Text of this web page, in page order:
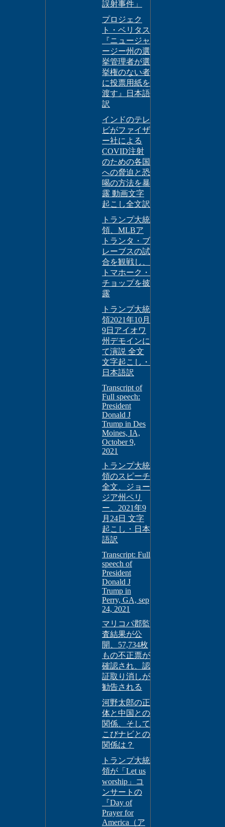
誤射事件」
プロジェク
ト・ベリタス
『ニュージャ
ージー州の選
挙管理者が選
挙権のない者
に投票用紙を
渡す』日本語
訳
インドのテレ
ビがファイザ
ー社による
COVID注射
のための各国
への脅迫と恐
喝の方法を暴
露 動画文字
起こし全文訳
トランプ大統
領、MLBア
トランタ・ブ
レーブスの試
合を観戦し、
トマホーク・
チョップを披
露
トランプ大統
領2021年10月
9日アイオワ
州デモインに
て演説 全文
文字起こし・
日本語訳
Transcript of
Full speech:
President
Donald J
Trump in Des
Moines, IA,
October 9,
2021
トランプ大統
領のスピーチ
全文、ジョー
ジア州ペリ
ー、2021年9
月24日 文字
起こし・日本
語訳
Transcript: Full
speech of
President
Donald J
Trump in
Perry, GA, sep
24, 2021
マリコパ郡監
査結果が公
開、57,734枚
もの不正票が
確認され、認
証取り消しが
勧告される
河野太郎の正
体と中国との
関係、そして
こびナビとの
関係は？
トランプ大統
領が「Let us
worship」コ
ンサートの
『Day of
Prayer for
America（ア